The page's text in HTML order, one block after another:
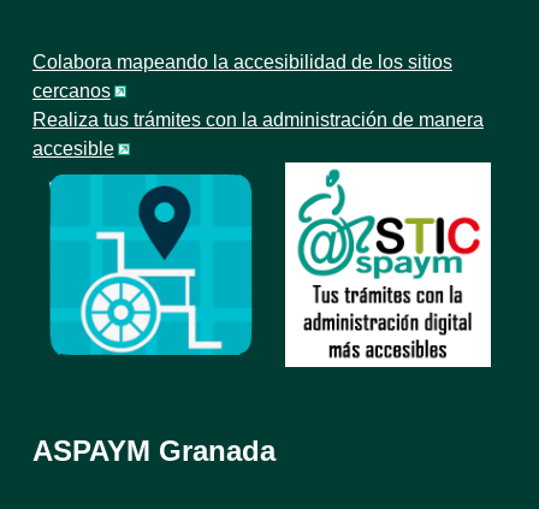
Colabora mapeando la accesibilidad de los sitios
cercanos
Realiza tus trámites con la administración de manera
accesible
ASPAYM Granada